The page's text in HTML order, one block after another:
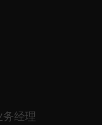
技术总监